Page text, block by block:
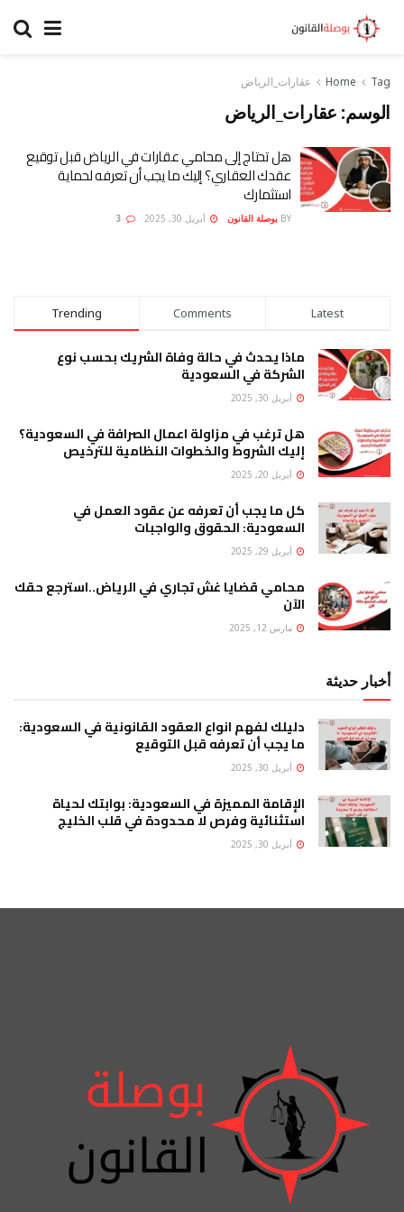
Home Tag عقارات_الرياض
الوسم: عقارات_الرياض
هل تحتاج إلى محامي عقارات في الرياض قبل توقيع
عقدك العقاري؟ إليك ما يجب أن تعرفه لحماية
استثمارك
BY بوصلة القانون أبريل 30, 2025
Trending Comments Latest
ماذا يحدث في حالة وفاة الشريك بحسب نوع
الشركة في السعودية
أبريل 30, 2025
هل ترغب في مزاولة اعمال الصرافة في السعودية؟
إليك الشروط والخطوات النظامية للترخيص
أبريل 20, 2025
كل ما يجب أن تعرفه عن عقود العمل في
السعودية: الحقوق والواجبات
أبريل 29, 2025
محامي قضايا غش تجاري في الرياض..استرجع حقك
الآن
مارس 12, 2025
أخبار حديثة
دليلك لفهم انواع العقود القانونية في السعودية:
ما يجب أن تعرفه قبل التوقيع
أبريل 30, 2025
الإقامة المميزة في السعودية: بوابتك لحياة
استثنائية وفرص لا محدودة في قلب الخليج
أبريل 30, 2025